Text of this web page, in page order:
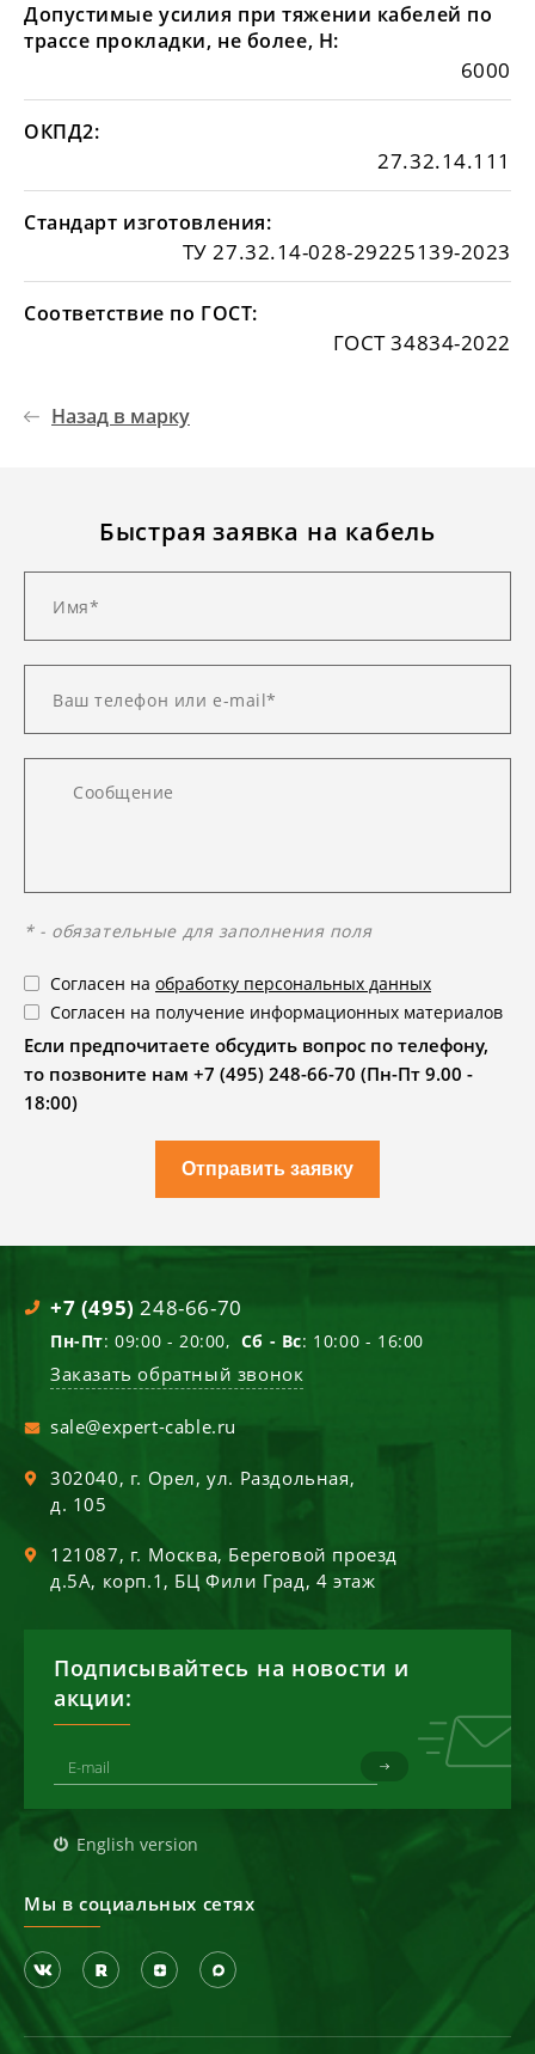
Допустимые усилия при тяжении кабелей по
трассе прокладки, не более, Н:
6000
ОКПД2:
27.32.14.111
Стандарт изготовления:
ТУ 27.32.14-028-29225139-2023
Соответствие по ГОСТ:
ГОСТ 34834-2022
Назад в марку
Быстрая заявка на кабель
* - обязательные для заполнения поля
Согласен на обработку персональных данных
Согласен на получение информационных материалов
Если предпочитаете обсудить вопрос по телефону,
то позвоните нам +7 (495) 248-66-70 (Пн-Пт 9.00 -
18:00)
Отправить заявку
+7 (495) 248-66-70
Пн-Пт: 09:00 - 20:00, Сб - Вс: 10:00 - 16:00
Заказать обратный звонок
sale@expert-cable.ru
302040, г. Орел,ул. Раздольная,
д. 105
121087, г. Москва, Береговой проезд
д.5А, корп.1, БЦ Фили Град, 4 этаж
Подписывайтесь на новости и
акции:
English version
Мы в социальных сетях